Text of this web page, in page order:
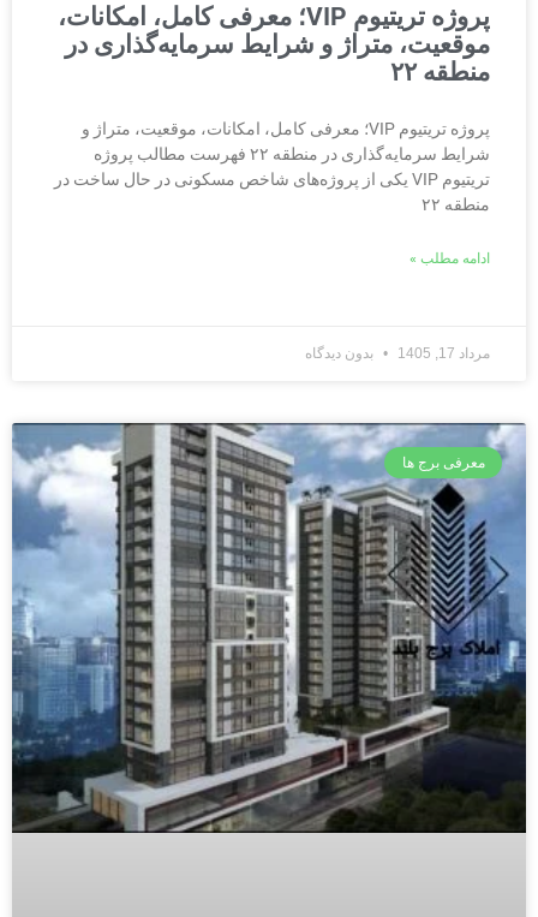
پروژه تریتیوم VIP؛ معرفی کامل، امکانات،
موقعیت، متراژ و شرایط سرمایه‌گذاری در
منطقه ۲۲
پروژه تریتیوم VIP؛ معرفی کامل، امکانات، موقعیت، متراژ و
شرایط سرمایه‌گذاری در منطقه ۲۲ فهرست مطالب پروژه
تریتیوم VIP یکی از پروژه‌های شاخص مسکونی در حال ساخت در
منطقه ۲۲
ادامه مطلب »
مرداد 17, 1405 بدون دیدگاه
معرفی برج ها